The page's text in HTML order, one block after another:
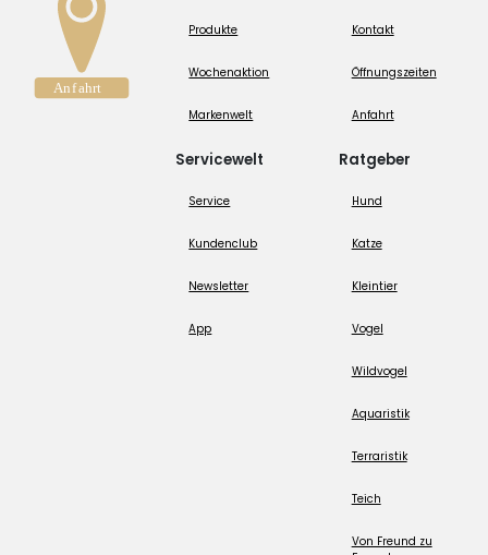
Produkte
Wochenaktion
Markenwelt
Servicewelt
Service
Kundenclub
Newsletter
App
Kontakt
Öffnungszeiten
Anfahrt
Ratgeber
Hund
Katze
Kleintier
Vogel
Wildvogel
Aquaristik
Terraristik
Teich
Von Freund zu